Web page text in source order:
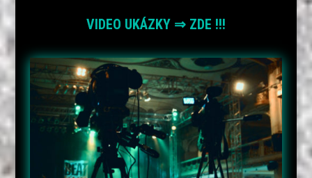
VIDEO UKÁZKY ⇒ ZDE !!!